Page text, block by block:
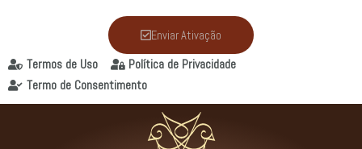
Enviar Ativação
Termos de Uso
Política de Privacidade
Termo de Consentimento